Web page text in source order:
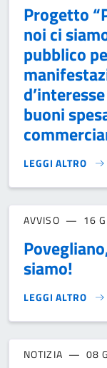
Progetto
noi ci
pubblico
buoni
LEGGI ALTRO
PROGETTO
AVVISO 16
siamo!
LEGGI ALTRO
POVEGLIANO,
NOTIZIA 08